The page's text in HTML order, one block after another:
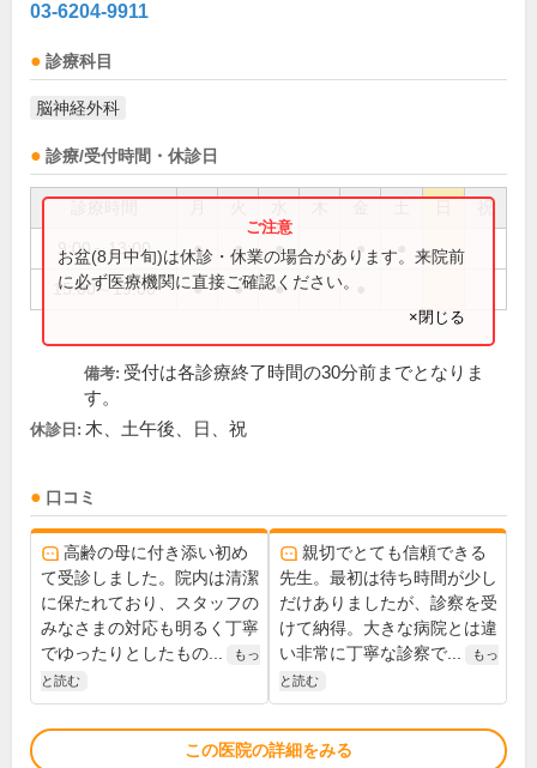
03-6204-9911
診療科目
脳神経外科
診療/受付時間・休診日
祝
9:00～13:00 ● ● ● ●
15:00～19:00 ● ● ●
お盆(8月中旬)は休診・休業の場合があります。来院前
に必ず医療機関に直接ご確認ください。
×閉じる
備考: 受付は各診療終了時間の30分前までとなりま
す。
休診日: 木、土午後、日、祝
口コミ
高齢の母に付き添い初め
て受診しました。院内は清潔
に保たれており、スタッフの
みなさまの対応も明るく丁寧
でゆったりとしたもの...
もっ
と読む
親切でとても信頼できる
先生。最初は待ち時間が少し
だけありましたが、診察を受
けて納得。大きな病院とは違
い非常に丁寧な診察で...
もっ
と読む
この医院の詳細をみる